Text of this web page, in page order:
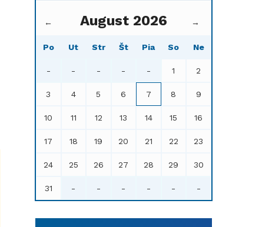
← August 2026 →
Po Ut Str Št Pia So Ne
- - - - - 1 2
3 4 5 6 7 8 9
10 11 12 13 14 15 16
17 18 19 20 21 22 23
24 25 26 27 28 29 30
31 - - - - - -